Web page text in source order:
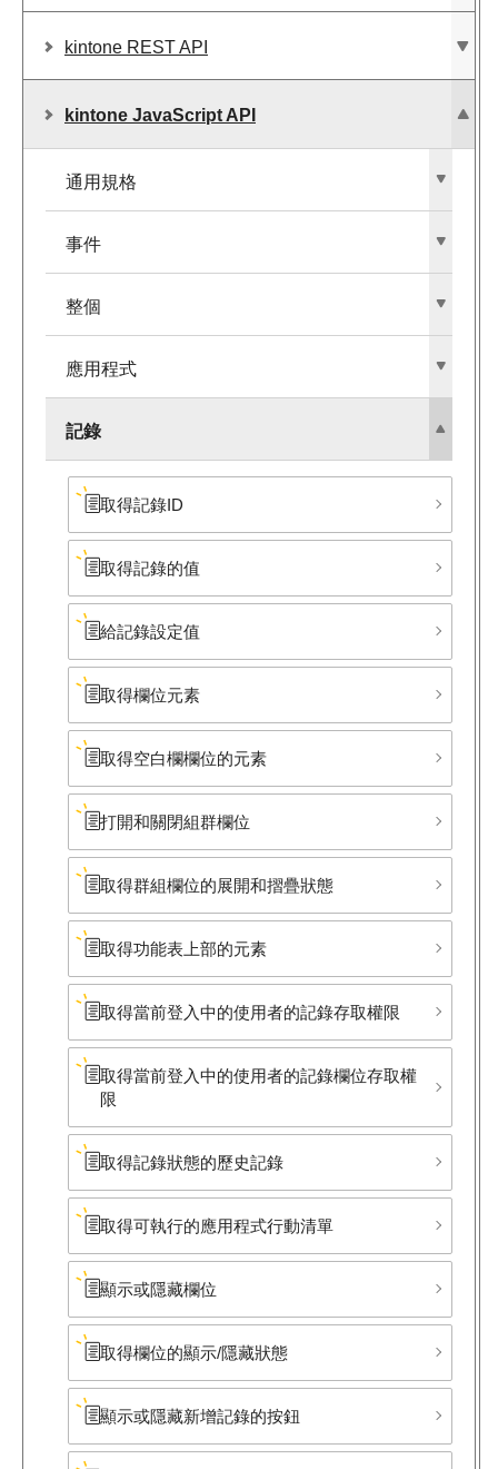
kintone REST API
kintone JavaScript API
通用規格
事件
整個
應用程式
記錄
取得記錄ID
取得記錄的值
給記錄設定值
取得欄位元素
取得​空白欄欄位的元素
打開和關閉組群欄位
取得群組欄位的展開和摺疊狀態
取得功能表上部的元素
取得當前登入中的使用者的記錄存取權限
取得當前登入中的使用者的記錄欄位存取權
限
取得記錄狀態的歷史記錄
取得可執行的應用程式行動清單
顯示或隱藏欄位
取得欄位的顯示/隱藏狀態
顯示或隱藏新增記錄的按鈕